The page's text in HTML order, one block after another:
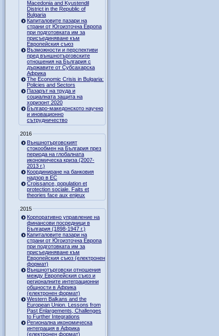
Macedonia and Kyustendil
District in the Republic of
Bulgaria
Капиталовите пазари на
страни от Югоизточна Европа
при подготовката им за
присъединяване към
Европейския съюз
Възможности и перспективи
пред външнотърговските
отношения на България с
държавите от Субсахарска
Африка
The Economic Crisis in Bulgaria:
Policies and Sectors
Пазарът на труда и
социалната защита на
хоризонт 2020
Българо-македонското научно
и иновационно
сътрудничество
2016
Външнотърговският
стокообмен на България през
периода на глобалната
икономическа криза (2007-
2013 г.)
Координиране на банковия
надзор в ЕС
Croissance, population et
protection sociale. Faits et
theories face aux enjeux
2015
Корпоративно управление на
финансови посредници в
България (1898-1947 г.)
Капиталовите пазари на
страни от Югоизточна Европа
при подготовката им за
присъединяване към
Европейския съюз (електронен
формат)
Външнотърговски отношения
между Европейския съюз и
регионалните интеграционни
общности в Африка
(електронен формат)
Western Balkans and the
European Union. Lessons from
Past Enlargements, Challenges
to Further Integrations
Регионална икономическа
интеграция в Африка
(електронен формат)